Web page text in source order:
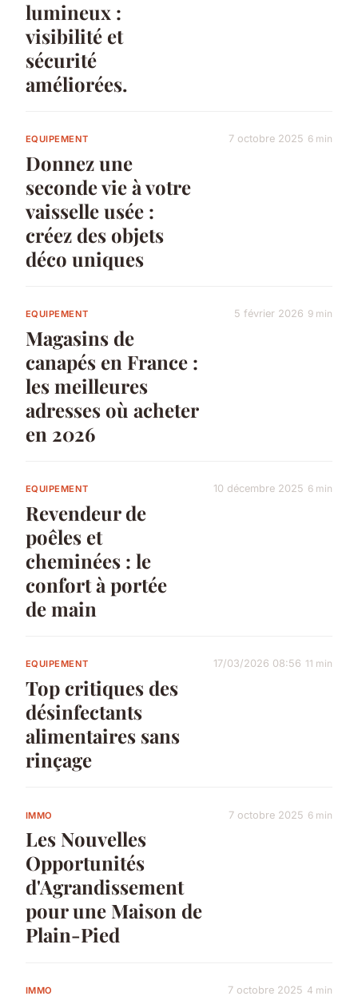
lumineux :
visibilité et
sécurité
améliorées.
EQUIPEMENT
Donnez une
seconde vie à votre
vaisselle usée :
créez des objets
déco uniques
7 octobre 2025 6 min
EQUIPEMENT
Magasins de
canapés en France :
les meilleures
adresses où acheter
en 2026
5 février 2026 9 min
EQUIPEMENT
Revendeur de
poêles et
cheminées : le
confort à portée
de main
10 décembre 2025 6 min
EQUIPEMENT
Top critiques des
désinfectants
alimentaires sans
rinçage
17/03/2026 08:56 11 min
IMMO
Les Nouvelles
Opportunités
d'Agrandissement
pour une Maison de
Plain-Pied
7 octobre 2025 6 min
IMMO 7 octobre 2025 4 min